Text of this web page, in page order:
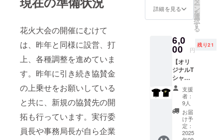
花火大会の開催にむけて
は、昨年と同様に設営、打
上、各種調整を進めていま
す。昨年に引き続き協賛金
の上乗せをお願いしている
と共に、新規の協賛先の開
拓も行っています。実行委
員長や事務局長が自ら企業
担くだ
さい。
※詳細は
で連絡
しま
す。
服装で
お越し
くださ
募集人
数： 30
名 ◎雨
天：雨
天決行
します
が、台
風等の
荒天時
には中
止する
ことも
ありま
作りで
作って
社で
す。
「牡丹
の手作
り造花
アレン
ジメン
ト」が
横浜金
沢ブラ
ンドに
認定さ
れてい
印帳の
澤今昔
地図
サイ
ズ：
A4（A1
両面刷
り） ・
横浜金
澤七福
神 御朱
印帳
サイ
ズ：縦
ザイン
は、花
火大会
してい
るス
タッフ
が着て
いるT
シャツ
と同じ
デザイ
ン。黒
はリ
ターン
限定の
色で
詳細を見る ー
ン
を
選
択
す
る
6,0
00 円
残り21
【オリ
ジナルT
シャ
ツ M
サイ
ズ】 金
沢まつ
りのオ
リジナ
ルTシャ
支援
者：
9人
お届
け予
定：
2025